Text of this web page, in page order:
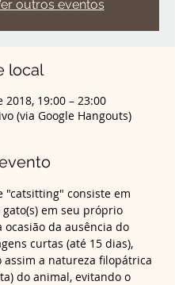
outros eventos
local
2018, 19:00 – 23:00
(via Google Hangouts)
"catsitting" consiste em
em seu próprio
da ausência do
curtas (até 15 dias),
assim a natureza filopátrica
do animal, evitando o